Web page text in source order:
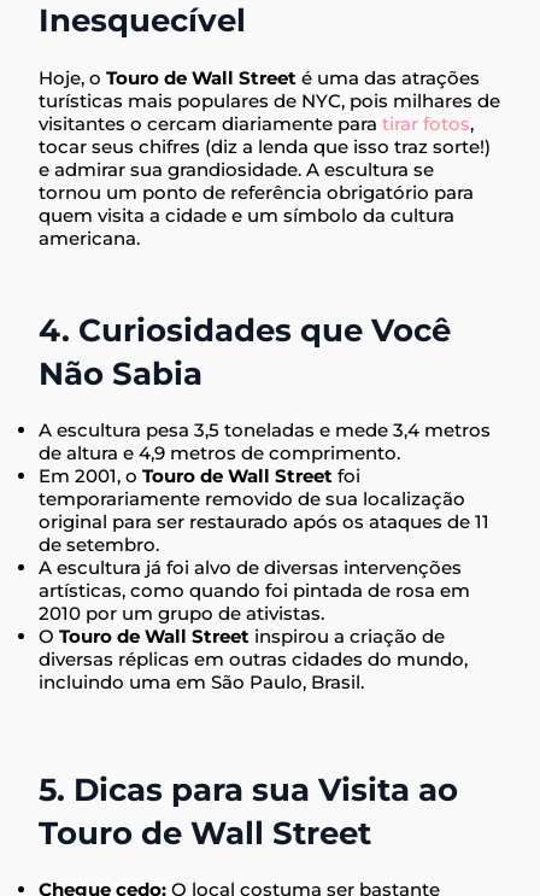
Inesquecível
Hoje, oTouro de Wall Street é uma das atrações
turísticas mais populares de NYC, pois milhares de
visitantes o cercam diariamente para tirar fotos,
tocar seus chifres (diz a lenda que isso traz sorte!)
e admirar sua grandiosidade. A escultura se
tornou um ponto de referência obrigatório para
quem visita a cidade e um símbolo da cultura
americana.
4. Curiosidades que Você
Não Sabia
A escultura pesa 3,5 toneladas e mede 3,4 metros
de altura e 4,9 metros de comprimento.
Em 2001, oTouro de Wall Street foi
temporariamente removido de sua localização
original para ser restaurado após os ataques de 11
de setembro.
A escultura já foi alvo de diversas intervenções
artísticas, como quando foi pintada de rosa em
2010 por um grupo de ativistas.
OTouro de Wall Street inspirou a criação de
diversas réplicas em outras cidades do mundo,
incluindo uma em São Paulo, Brasil.
5. Dicas para sua Visita ao
Touro de Wall Street
Chegue cedo: O local costuma ser bastante